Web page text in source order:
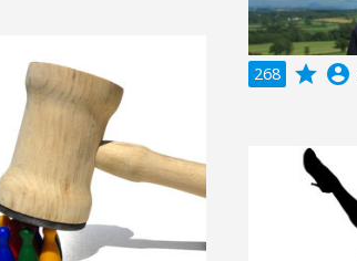
268 grade account_circle